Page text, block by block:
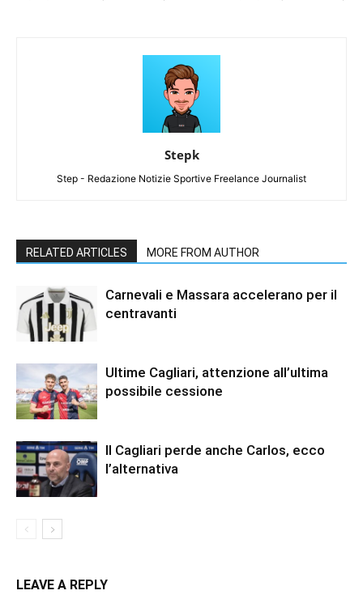
Stepk
Step - Redazione Notizie Sportive Freelance Journalist
RELATED ARTICLES MORE FROM AUTHOR
Carnevali e Massara accelerano per il
centravanti
Ultime Cagliari, attenzione all’ultima
possibile cessione
Il Cagliari perde anche Carlos, ecco
l’alternativa
LEAVE A REPLY